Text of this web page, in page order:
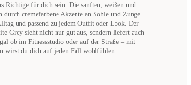
Richtige für dich sein. Die sanften, weißen und
durch cremefarbene Akzente an Sohle und Zunge
und passend zu jedem Outfit oder Look. Der
Grey sieht nicht nur gut aus, sondern liefert auch
ob im Fitnessstudio oder auf der Straße – mit
wirst du dich auf jeden Fall wohlfühlen.